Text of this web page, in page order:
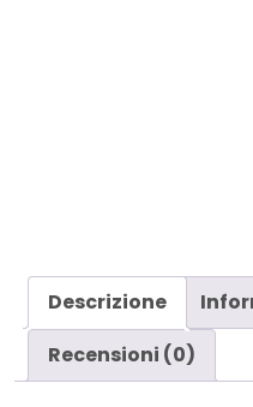
Descrizione
Recensioni (0)